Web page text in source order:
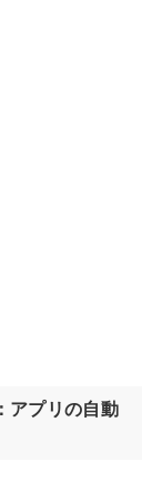
アプリの自動